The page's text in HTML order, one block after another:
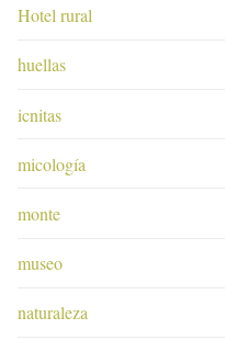
Hotel rural
huellas
icnitas
micología
monte
museo
naturaleza